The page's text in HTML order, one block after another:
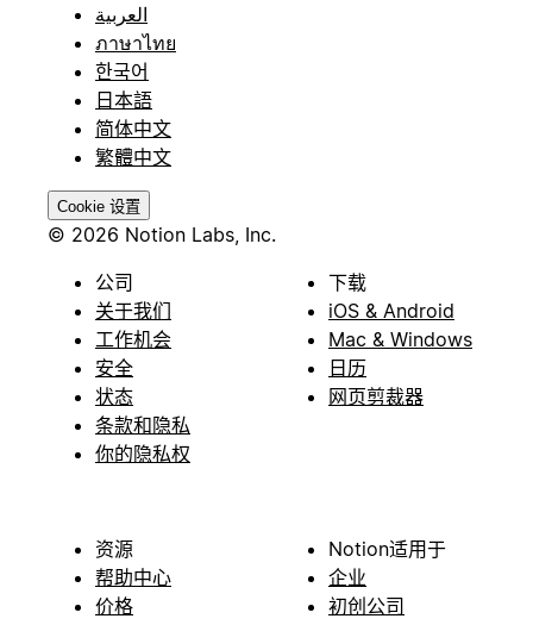
العربية
ภาษาไทย
한국어
日本語
简体中文
繁體中文
Cookie 设置
© 2026 Notion Labs, Inc.
公司
关于我们
工作机会
安全
状态
条款和隐私
你的隐私权
下载
iOS & Android
Mac & Windows
日历
网页剪裁器
资源
帮助中心
价格
Notion适用于
企业
初创公司